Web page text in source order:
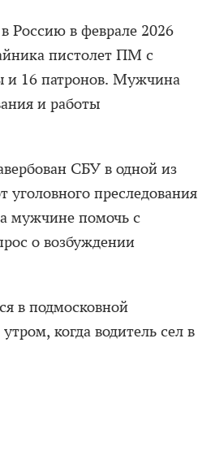
Россию в феврале 2026
пистолет ПМ с
и 16 патронов. Мужчина
и работы
СБУ в одной из
уголовного преследования
мужчине помочь с
о возбуждении
в подмосковной
когда водитель сел в